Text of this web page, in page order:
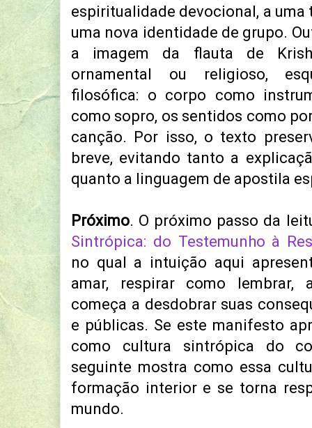
espiritualidade devocional, a
uma nova identidade de grupo.
a imagem da flauta de
ornamental ou religioso,
filosófica: o corpo como
como sopro, os sentidos como
canção. Por isso, o texto
breve, evitando tanto a
quanto a linguagem de apostila
Próximo. O próximo passo da
Sintrópica: do Testemunho à
no qual a intuição aqui
amar, respirar como
começa a desdobrar suas
e públicas. Se este manifesto
como cultura sintrópica do
seguinte mostra como essa
formação interior e se torna
mundo.